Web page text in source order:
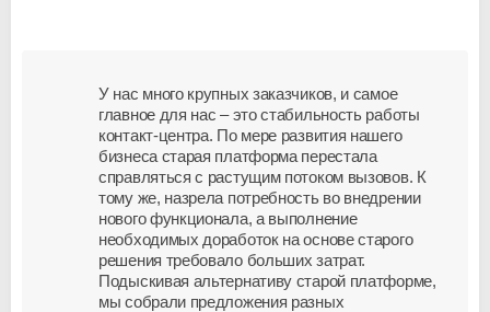
У нас много крупных заказчиков, и самое
главное для нас – это стабильность работы
контакт-центра. По мере развития нашего
бизнеса старая платформа перестала
справляться с растущим потоком вызовов. К
тому же, назрела потребность во внедрении
нового функционала, а выполнение
необходимых доработок на основе старого
решения требовало больших затрат.
Подыскивая альтернативу старой платформе,
мы собрали предложения разных